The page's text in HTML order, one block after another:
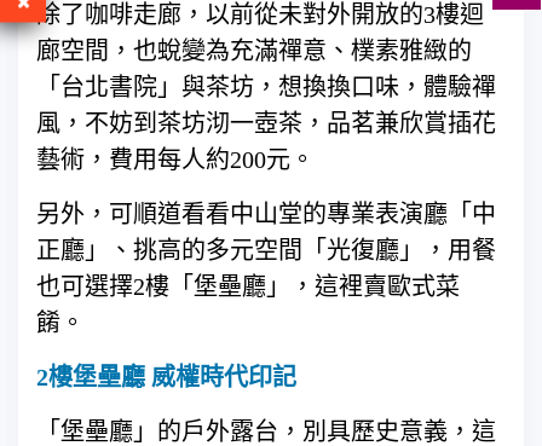
除了咖啡走廊，以前從未對外開放的3樓迴
廊空間，也蛻變為充滿禪意、樸素雅緻的
「台北書院」與茶坊，想換換口味，體驗禪
風，不妨到茶坊沏一壺茶，品茗兼欣賞插花
藝術，費用每人約200元。
另外，可順道看看中山堂的專業表演廳「中
正廳」、挑高的多元空間「光復廳」，用餐
也可選擇2樓「堡壘廳」，這裡賣歐式菜
餚。
2樓堡壘廳 威權時代印記
「堡壘廳」的戶外露台，別具歷史意義，這